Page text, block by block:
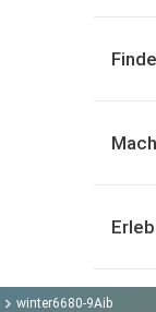
winter6680-9Aib